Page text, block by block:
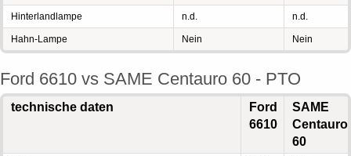
Hinterlandlampe n.d. n.d.
Hahn-Lampe Nein Nein
Ford 6610 vs SAME Centauro 60 - PTO
technische daten
Ford
6610
SAME
Centauro
60